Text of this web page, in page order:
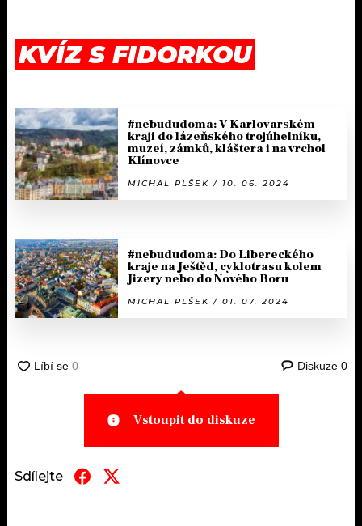
KVÍZ S FIDORKOU
#nebududoma: V Karlovarském
kraji do lázeňského trojúhelníku,
muzeí, zámků, kláštera i na vrchol
Klínovce
MICHAL PLŠEK / 10. 06. 2024
#nebududoma: Do Libereckého
kraje na Ještěd, cyklotrasu kolem
Jizery nebo do Nového Boru
MICHAL PLŠEK / 01. 07. 2024
Diskuze 0
Vstoupit do diskuze
Sdílejte